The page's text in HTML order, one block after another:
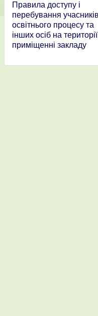
Правила доступу і
перебування учасників
освітнього процесу та
інших осіб на
приміщенні закладу